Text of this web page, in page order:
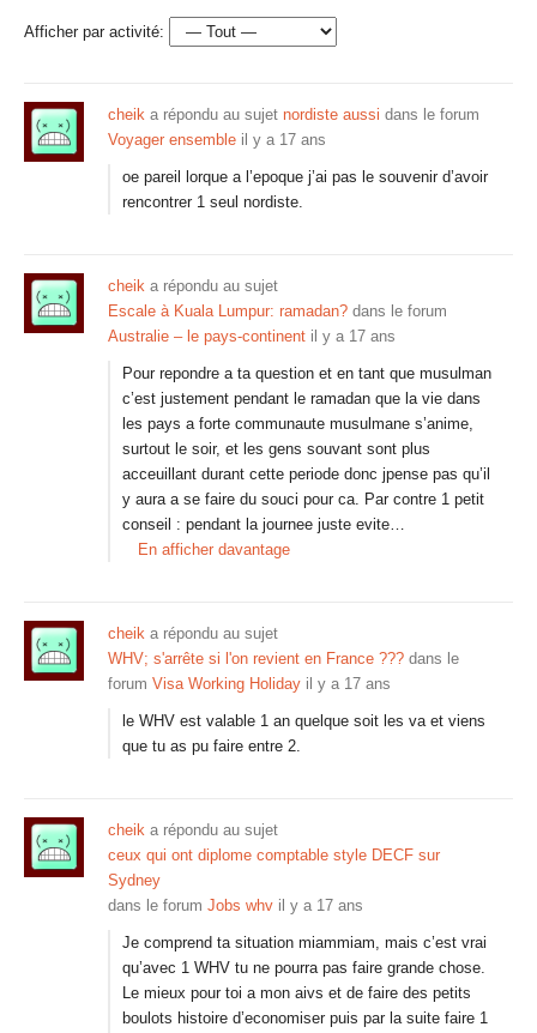
Afficher par activité:
cheik a répondu au sujet nordiste aussi dans le forum
Voyager ensemble il y a 17 ans
oe pareil lorque a l’epoque j’ai pas le souvenir d’avoir
rencontrer 1 seul nordiste.
cheik a répondu au sujet
Escale à Kuala Lumpur: ramadan? dans le forum
Australie – le pays-continent il y a 17 ans
Pour repondre a ta question et en tant que musulman
c’est justement pendant le ramadan que la vie dans
les pays a forte communaute musulmane s’anime,
surtout le soir, et les gens souvant sont plus
acceuillant durant cette periode donc jpense pas qu’il
y aura a se faire du souci pour ca. Par contre 1 petit
conseil : pendant la journee juste evite…
En afficher davantage
cheik a répondu au sujet
WHV; s'arrête si l'on revient en France ??? dans le
forum Visa Working Holiday il y a 17 ans
le WHV est valable 1 an quelque soit les va et viens
que tu as pu faire entre 2.
cheik a répondu au sujet
ceux qui ont diplome comptable style DECF sur
Sydney
dans le forum Jobs whv il y a 17 ans
Je comprend ta situation miammiam, mais c’est vrai
qu’avec 1 WHV tu ne pourra pas faire grande chose.
Le mieux pour toi a mon aivs et de faire des petits
boulots histoire d’economiser puis par la suite faire 1